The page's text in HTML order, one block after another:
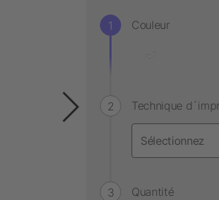
Couleur
Technique
Quantité